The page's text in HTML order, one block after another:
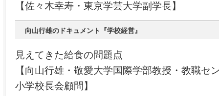
【佐々木幸寿・東京学芸大学副学長】
向山行雄のドキュメント『学校経営』
見えてきた給食の問題点
【向山行雄・敬愛大学国際学部教授・教職セ
小学校長会顧問】